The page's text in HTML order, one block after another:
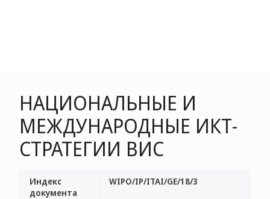
НАЦИОНАЛЬНЫЕ И
МЕЖДУНАРОДНЫЕ ИКТ-
СТРАТЕГИИ ВИС
Индекс
документа
WIPO/IP/ITAI/GE/18/3